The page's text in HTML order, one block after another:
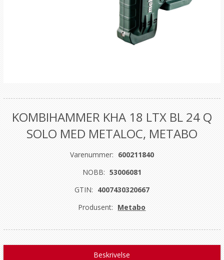
KOMBIHAMMER KHA 18 LTX BL 24 Q
SOLO MED METALOC, METABO
Varenummer: 600211840
NOBB: 53006081
GTIN: 4007430320667
Produsent: Metabo
Beskrivelse